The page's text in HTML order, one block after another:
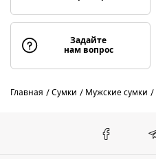
Задайте
нам вопрос
Главная Сумки Мужские сумки